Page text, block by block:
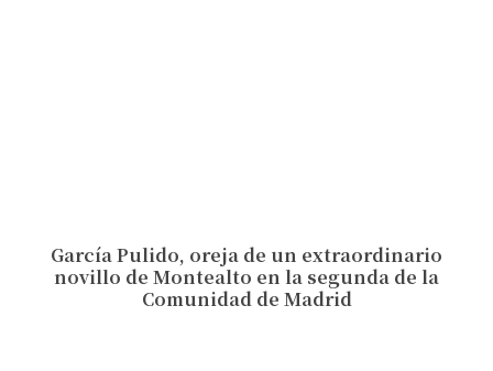
García Pulido, oreja de un extraordinario
novillo de Montealto en la segunda de la
Comunidad de Madrid